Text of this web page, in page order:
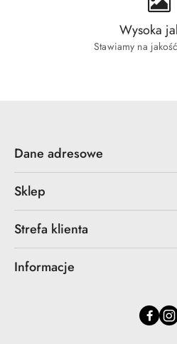
Wysoka
Stawiamy na
Dane adresowe
Sklep
Strefa klienta
Informacje